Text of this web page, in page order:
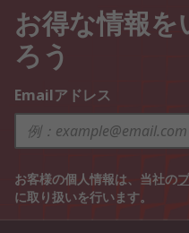
お得な情報
ろう
Emailアドレス
お客様の個人情報は、当社の
に取り扱いを行います。